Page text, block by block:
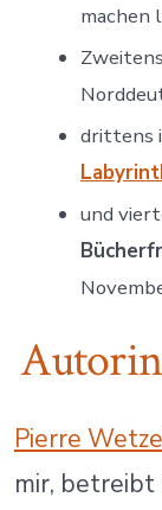
machen
drittens
und
Pierre
mir, betreibt